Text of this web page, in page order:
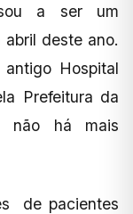
a ser um
deste ano.
Hospital
Prefeitura da
não há mais
de pacientes